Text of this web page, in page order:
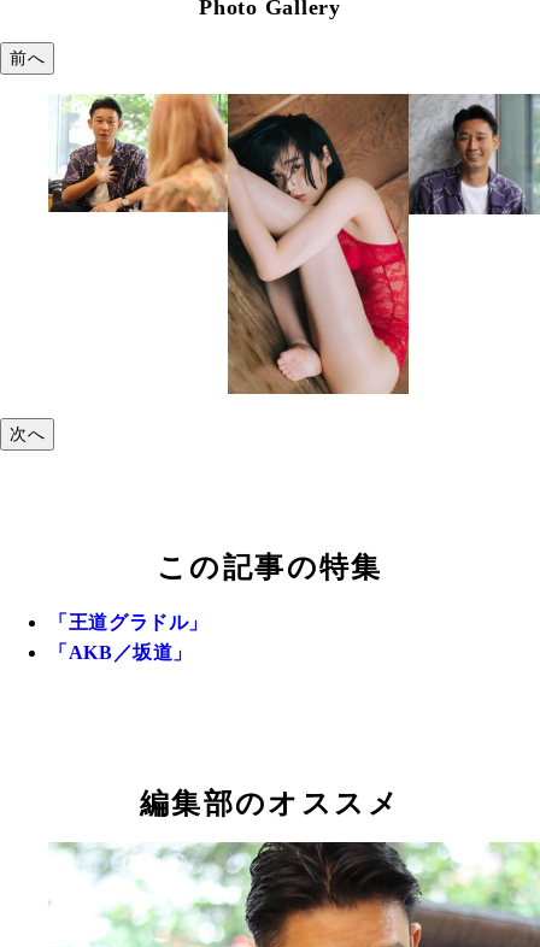
Photo Gallery
前へ
次へ
この記事の特集
「王道グラドル」
「AKB／坂道」
編集部のオススメ